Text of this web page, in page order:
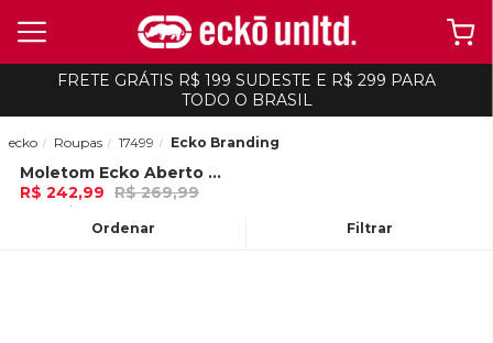
FRETE GRÁTIS R$ 199 SUDESTE E R$ 299 PARA
TODO O BRASIL
Ordenar Filtrar
ecko Roupas 17499 Ecko Branding
-10%
Moletom Ecko Aberto Com Capuz Camuflado Azul Marinho
R$ 242,99 R$ 269,99
8x de R$ 30,37 Ou